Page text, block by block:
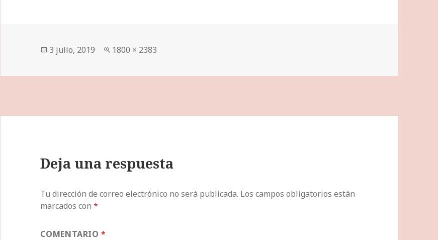
Publicado
3 julio, 2019
Tamaño
1800 × 2383
Deja una respuesta
Tu dirección de correo electrónico no será publicada. Los campos obligatorios están
marcados con*
COMENTARIO*